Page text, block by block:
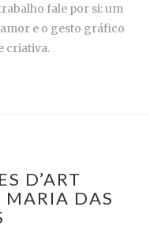
fale por si: um
e o gesto gráfico
criativa.
D’ART
MARIA DAS